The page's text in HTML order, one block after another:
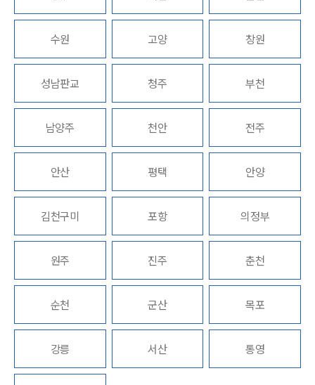
업무분야
전체
구성원 소개
소식/자료
언론보도
공지사항
법률 블로그
법률서식
세미나
대륜법률상담예약
수원 고양 창원
성남판교 청주 부천
남양주 천안 전주
안산 평택 안양
김천구미 포항 의정부
원주 진주 춘천
순천 군산 목포
강릉 서산 통영